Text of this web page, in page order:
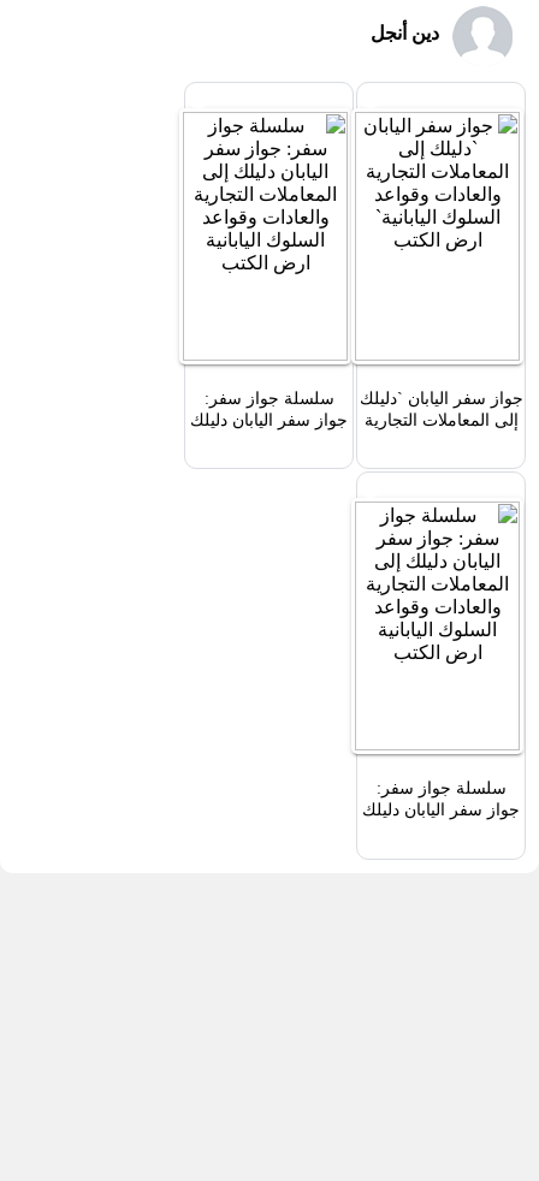
دين أنجل
جواز سفر اليابان `دليلك
إلى المعاملات التجارية
السلوك اليابانية`
سلسلة جواز سفر:
جواز سفر اليابان دليلك
والعادات وقواعد
سلسلة جواز سفر:
جواز سفر اليابان دليلك